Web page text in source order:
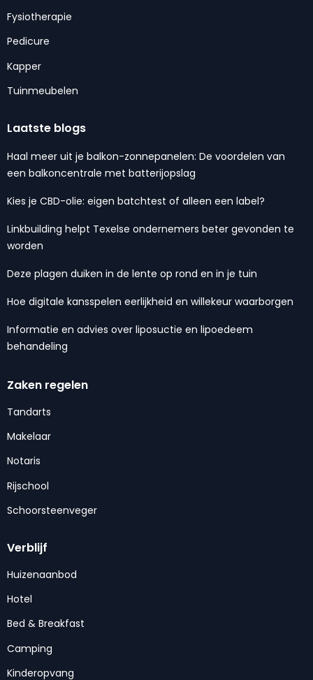
Fysiotherapie
Pedicure
Kapper
Tuinmeubelen
Laatste blogs
Haal meer uit je balkon-zonnepanelen: De voordelen van
een balkoncentrale met batterijopslag
Kies je CBD-olie: eigen batchtest of alleen een label?
Linkbuilding helpt Texelse ondernemers beter gevonden te
worden
Deze plagen duiken in de lente op rond en in je tuin
Hoe digitale kansspelen eerlijkheid en willekeur waarborgen
Informatie en advies over liposuctie en lipoedeem
behandeling
Zaken regelen
Tandarts
Makelaar
Notaris
Rijschool
Schoorsteenveger
Verblijf
Huizenaanbod
Hotel
Bed & Breakfast
Camping
Kinderopvang